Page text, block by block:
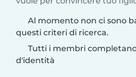
Al momento non ci sono
questi criteri di ricerca.
Tutti i membri
d'identità